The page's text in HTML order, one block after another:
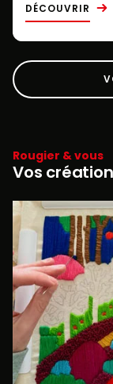
DÉCOUVRIR
Rougier & vous
Vos